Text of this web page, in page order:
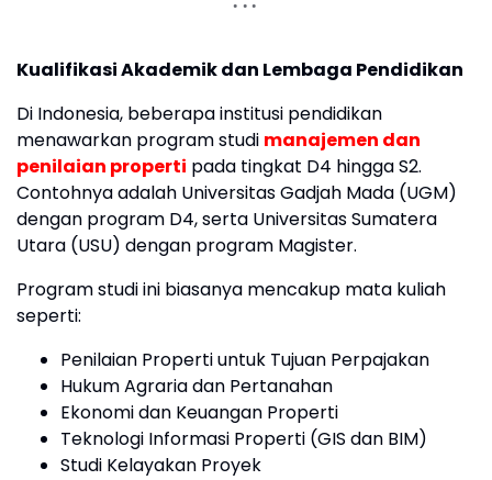
Kualifikasi Akademik dan Lembaga Pendidikan
Di Indonesia, beberapa institusi pendidikan
menawarkan program studi manajemen dan
penilaian properti pada tingkat D4 hingga S2.
Contohnya adalah Universitas Gadjah Mada (UGM)
dengan program D4, serta Universitas Sumatera
Utara (USU) dengan program Magister.
Program studi ini biasanya mencakup mata kuliah
seperti:
Penilaian Properti untuk Tujuan Perpajakan
Hukum Agraria dan Pertanahan
Ekonomi dan Keuangan Properti
Teknologi Informasi Properti (GIS dan BIM)
Studi Kelayakan Proyek